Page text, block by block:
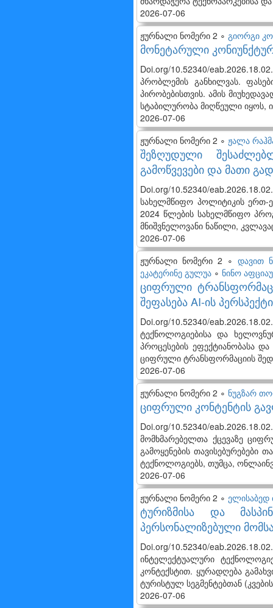
2026-07-06
ჟურნალი ნომერი 2 ∘ გიორგი
მონეტარული
Doi.org/10.52340/
პრობლემის განხილვას.
პირობებისთვის. ამის
სტაბილურობა მიღწეული
2026-07-06
ჟურნალი ნომერი 2 ∘ ჟალა
შეზღუდული
გამოწვევები და მათი
Doi.org/10.52340/
სახელმწიფო პოლიტიკის ერთ-
2024 წლების სახელმწიფო
მნიშვნელოვანი ნაწილი,
2026-07-06
ჟურნალი ნომერი 2 ∘ დავით
ეკატერინე გულუა ∘ ნინო
ციფრული
შეფასება AI-ის
Doi.org/10.52340/
ტექნოლოგიებისა და
პროცესების ეფექტიანობასა
ციფრული ტრანსფორმაციის
2026-07-06
ჟურნალი ნომერი 2 ∘ ნუგზარ
ციფრული კონტენტის
Doi.org/10.52340/
მომხმარებელთა ქცევაზე
გამოყენების თავისებურებები
ტექნოლოგიებს, თუმცა,
2026-07-06
ჟურნალი ნომერი 2 ∘ ელისაბედ
ტურიზმისა და
პერსონალიზებული
Doi.org/10.52340/
ინტელექტუალური
კონტექსტით. ყურადღება
ტურისტულ სეგმენტებთან
2026-07-06